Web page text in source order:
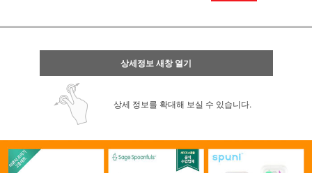
상세정보 새창 열기
상세 정보를 확대해 보실 수 있습니다.